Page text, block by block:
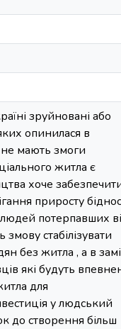
зруйновані або
опинилася в
не мають змоги
житла є
хоче
приросту
людей потерпавших
стабілізувати
без житла , а в
які будуть
для
у людський
до створення більш